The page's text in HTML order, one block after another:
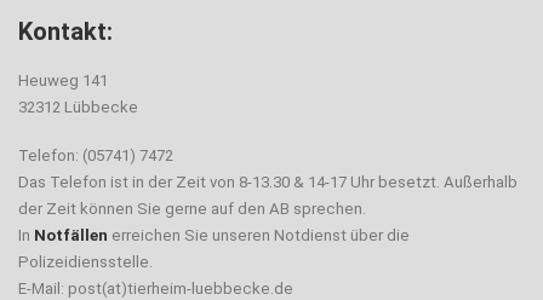
Kontakt:
Heuweg 141
32312 Lübbecke
Telefon: (05741) 7472
Das Telefon ist in der Zeit von 8-13.30 & 14-17 Uhr besetzt. Außerhalb
der Zeit können Sie gerne auf den AB sprechen.
In Notfällen erreichen Sie unseren Notdienst über die
Polizeidiensstelle.
E-Mail: post(at)tierheim-luebbecke.de